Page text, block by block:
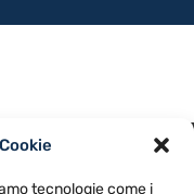
tecnologie come i